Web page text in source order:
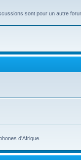
sont pour un autre
d'Afrique.